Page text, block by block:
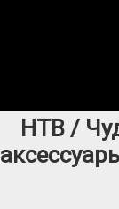
НТВ /